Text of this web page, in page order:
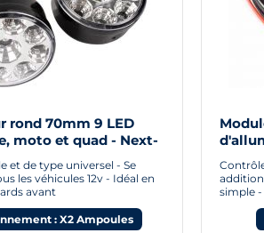
rond 70mm 9 LED
moto et quad - Next-
et de type universel - Se
les véhicules 12v - Idéal en
avant
: X2 Ampoules
simple